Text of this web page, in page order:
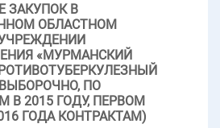
ЗАКУПОК В
ОБЛАСТНОМ
«МУРМАНСКИЙ
ПО
2015 ГОДУ, ПЕРВОМ
ГОДА КОНТРАКТАМ)